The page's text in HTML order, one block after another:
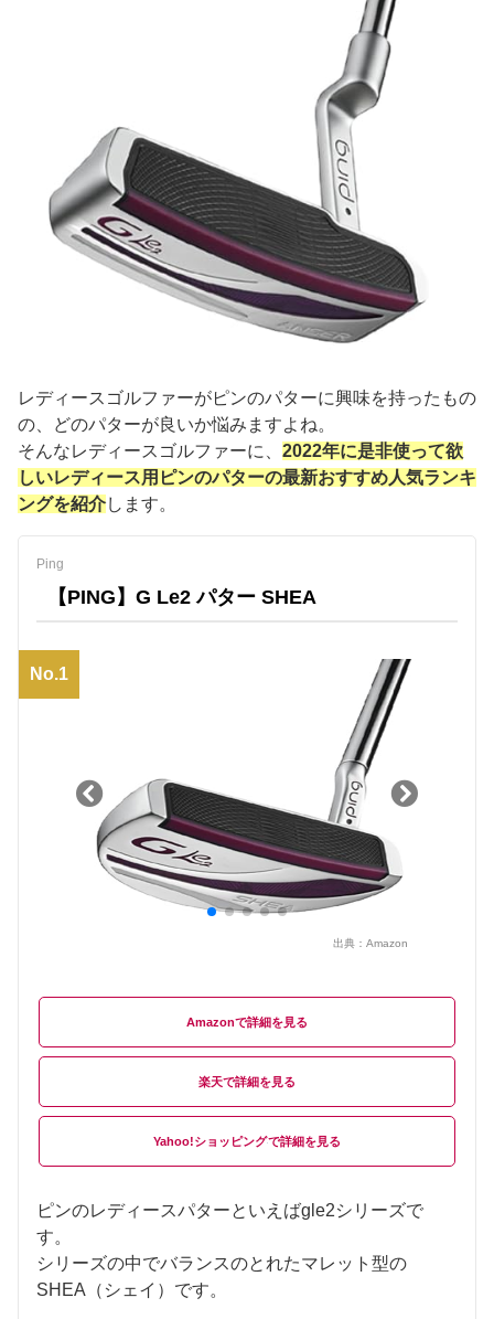
レディースゴルファーがピンのパターに興味を持ったもの
の、どのパターが良いか悩みますよね。
そんなレディースゴルファーに、 2022年に是非使って欲
しいレディース用ピンのパターの最新おすすめ人気ランキ
ングを紹介します。
Ping
【PING】G Le2 パター SHEA
No.1
出典： Amazon
Amazon
楽天
Yahoo!ショッピング
ピンのレディースパターといえばgle2シリーズで
す。
シリーズの中でバランスのとれたマレット型の
SHEA（シェイ）です。